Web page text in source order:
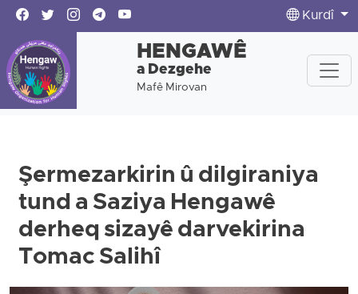
Kurdî
HENGAWÊ
a Dezgehe
Mafê Mirovan
Şermezarkirin û dilgiraniya
tund a Saziya Hengawê
derheq sizayê darvekirina
Tomac Salihî